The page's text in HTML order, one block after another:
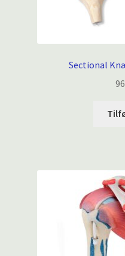
Sectional